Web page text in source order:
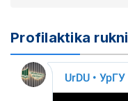
Profilaktika rukni